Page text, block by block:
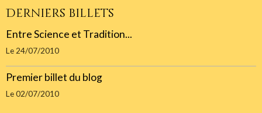
Derniers billets
Entre Science et Tradition...
Le 24/07/2010
Premier billet du blog
Le 02/07/2010